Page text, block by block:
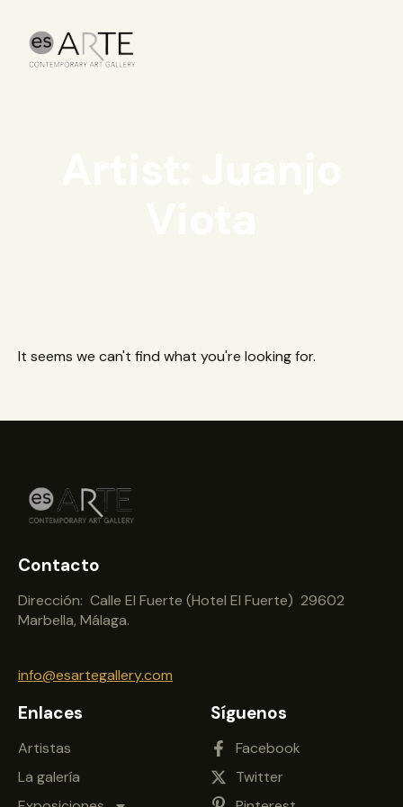
It seems we can't find what you're looking for.
Contacto
Dirección: Calle El Fuerte (Hotel El Fuerte) 29602
Marbella, Málaga.
info@esartegallery.com
Enlaces
Artistas
La galería
Síguenos
Facebook
Twitter